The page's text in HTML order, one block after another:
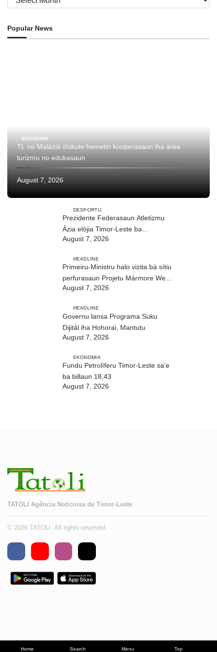
Home Search Menu Top
Popular News
EKONOMIA
TL no Malázia diskute hemetin kooperasaun iha área
turizmu no edukasaun
August 7, 2026
DESPORTU
Prezidente Federasaun Atletizmu
Ázia elójia Timor-Leste ba
realizasaun DIM 2026
August 7, 2026
HEADLINE
Primeiru-Ministru halo vizita bá sítiu
perfurasaun Projetu Mármore We-
uah iha Ilimanu
August 7, 2026
HEADLINE
Governu lansa Programa Suku
Dijitál iha Hohorai, Mantutu
August 7, 2026
EKONOMIA
Fundu Petrolíferu Timor-Leste sa’e
ba billaun 18,43
August 7, 2026
TATOLI Agência Noticiosa de Timor-Leste
© 2026 TATOLI. All rights reserved.